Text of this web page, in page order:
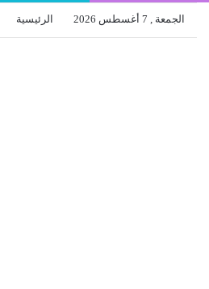
الجمعة , 7 أغسطس 2026 الرئيسية